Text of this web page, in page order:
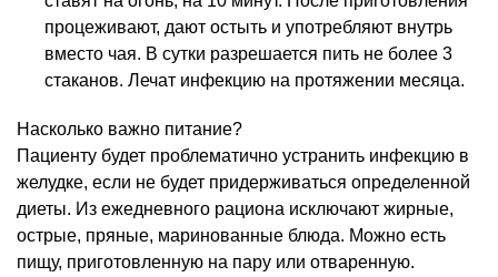
процеживают, дают остыть и употребляют внутрь
вместо чая. В сутки разрешается пить не более 3
стаканов. Лечат инфекцию на протяжении месяца.
Насколько важно питание?
Пациенту будет проблематично устранить инфекцию в
желудке, если не будет придерживаться определенной
диеты. Из ежедневного рациона исключают жирные,
острые, пряные, маринованные блюда. Можно есть
пищу, приготовленную на пару или отваренную.